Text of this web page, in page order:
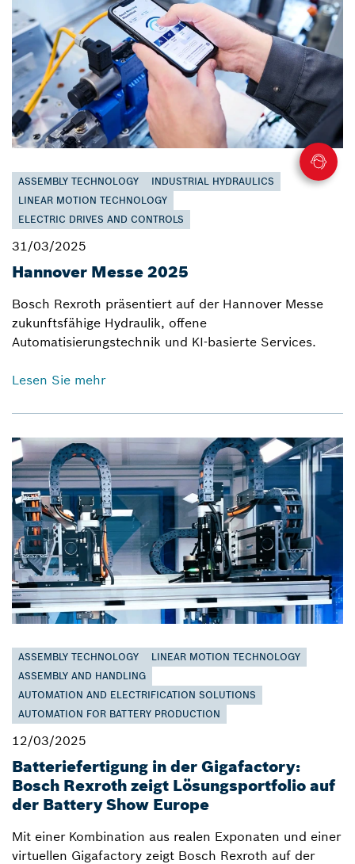
ASSEMBLY TECHNOLOGY
INDUSTRIAL HYDRAULICS
LINEAR MOTION TECHNOLOGY
ELECTRIC DRIVES AND CONTROLS
31/03/2025
Hannover Messe 2025
Bosch Rexroth präsentiert auf der Hannover Messe
zukunftsfähige Hydraulik, offene
Automatisierungstechnik und KI-basierte Services.
Lesen Sie mehr
ASSEMBLY TECHNOLOGY
LINEAR MOTION TECHNOLOGY
ASSEMBLY AND HANDLING
AUTOMATION AND ELECTRIFICATION SOLUTIONS
AUTOMATION FOR BATTERY PRODUCTION
12/03/2025
Batteriefertigung in der Gigafactory:
Bosch Rexroth zeigt Lösungsportfolio auf
der Battery Show Europe
Mit einer Kombination aus realen Exponaten und einer
virtuellen Gigafactory zeigt Bosch Rexroth auf der